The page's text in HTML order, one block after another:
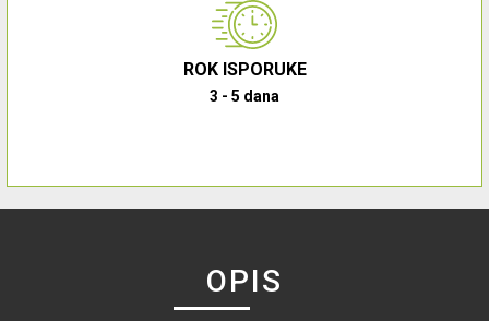
ROK ISPORUKE
3 - 5 dana
OPIS